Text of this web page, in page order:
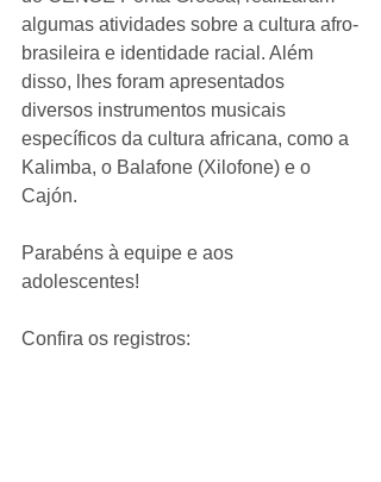
algumas atividades sobre a cultura afro-
brasileira e identidade racial. Além
disso, lhes foram apresentados
diversos instrumentos musicais
específicos da cultura africana, como a
Kalimba, o Balafone (Xilofone) e o
Cajón.
Parabéns à equipe e aos
adolescentes!
Confira os registros: